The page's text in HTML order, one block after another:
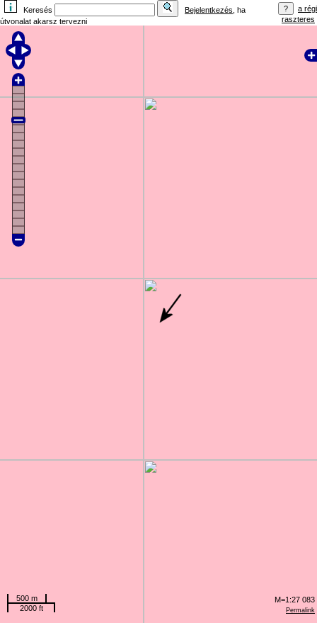
Keresés Bejelentkezés , ha
útvonalat akarsz tervezni
a régi
raszteres
Permalink
500 m
2000 ft
M=1:27 083